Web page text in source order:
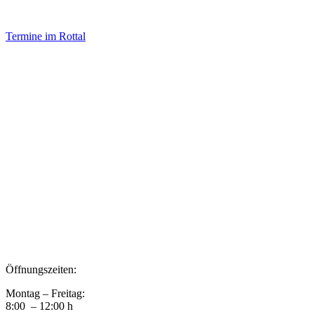
Termine im Rottal
Öffnungszeiten:
Montag – Freitag:
8:00 – 12:00 h